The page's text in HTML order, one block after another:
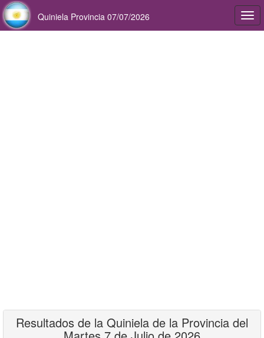
Quiniela Provincia 07/07/2026
Resultados de la Quiniela de la Provincia del